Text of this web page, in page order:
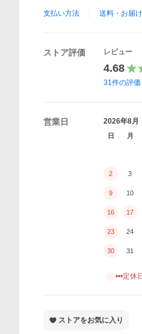
支払い方法 送料・お届け
ストア評価 レビュー
4.68
31件の評
営業日 2026年8月
日 月
2 3
9 10
16 17
23 24
30 31
•••定休日
ストアをお気に入り